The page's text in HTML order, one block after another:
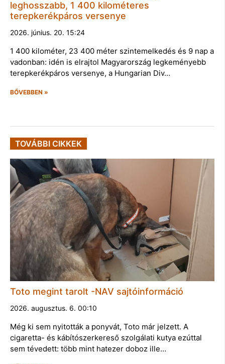
leghosszabb, 1 400 kilométeres
terepkerékpáros versenye
2026. június. 20. 15:24
1 400 kilométer, 23 400 méter szintemelkedés és 9 nap a
vadonban: idén is elrajtol Magyarország legkeményebb
terepkerékpáros versenye, a Hungarian Div…
BŐVEBBEN »
TOVÁBBI CIKKEK
Toto megint tarolt -NAV sajtóinformáció
2026. augusztus. 6. 00:10
Még ki sem nyitották a ponyvát, Toto már jelzett. A
cigaretta- és kábítószerkereső szolgálati kutya ezúttal
sem tévedett: több mint hatezer doboz ille…